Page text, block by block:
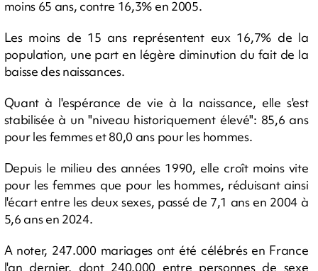
moins 65 ans, contre 16,3% en 2005.
Les moins de 15 ans représentent eux 16,7% de la
population, une part en légère diminution du fait de la
baisse des naissances.
Quant à l'espérance de vie à la naissance, elle s'est
stabilisée à un "niveau historiquement élevé": 85,6 ans
pour les femmes et 80,0 ans pour les hommes.
Depuis le milieu des années 1990, elle croît moins vite
pour les femmes que pour les hommes, réduisant ainsi
l'écart entre les deux sexes, passé de 7,1 ans en 2004 à
5,6 ans en 2024.
A noter, 247.000 mariages ont été célébrés en France
l'an dernier, dont 240.000 entre personnes de sexe